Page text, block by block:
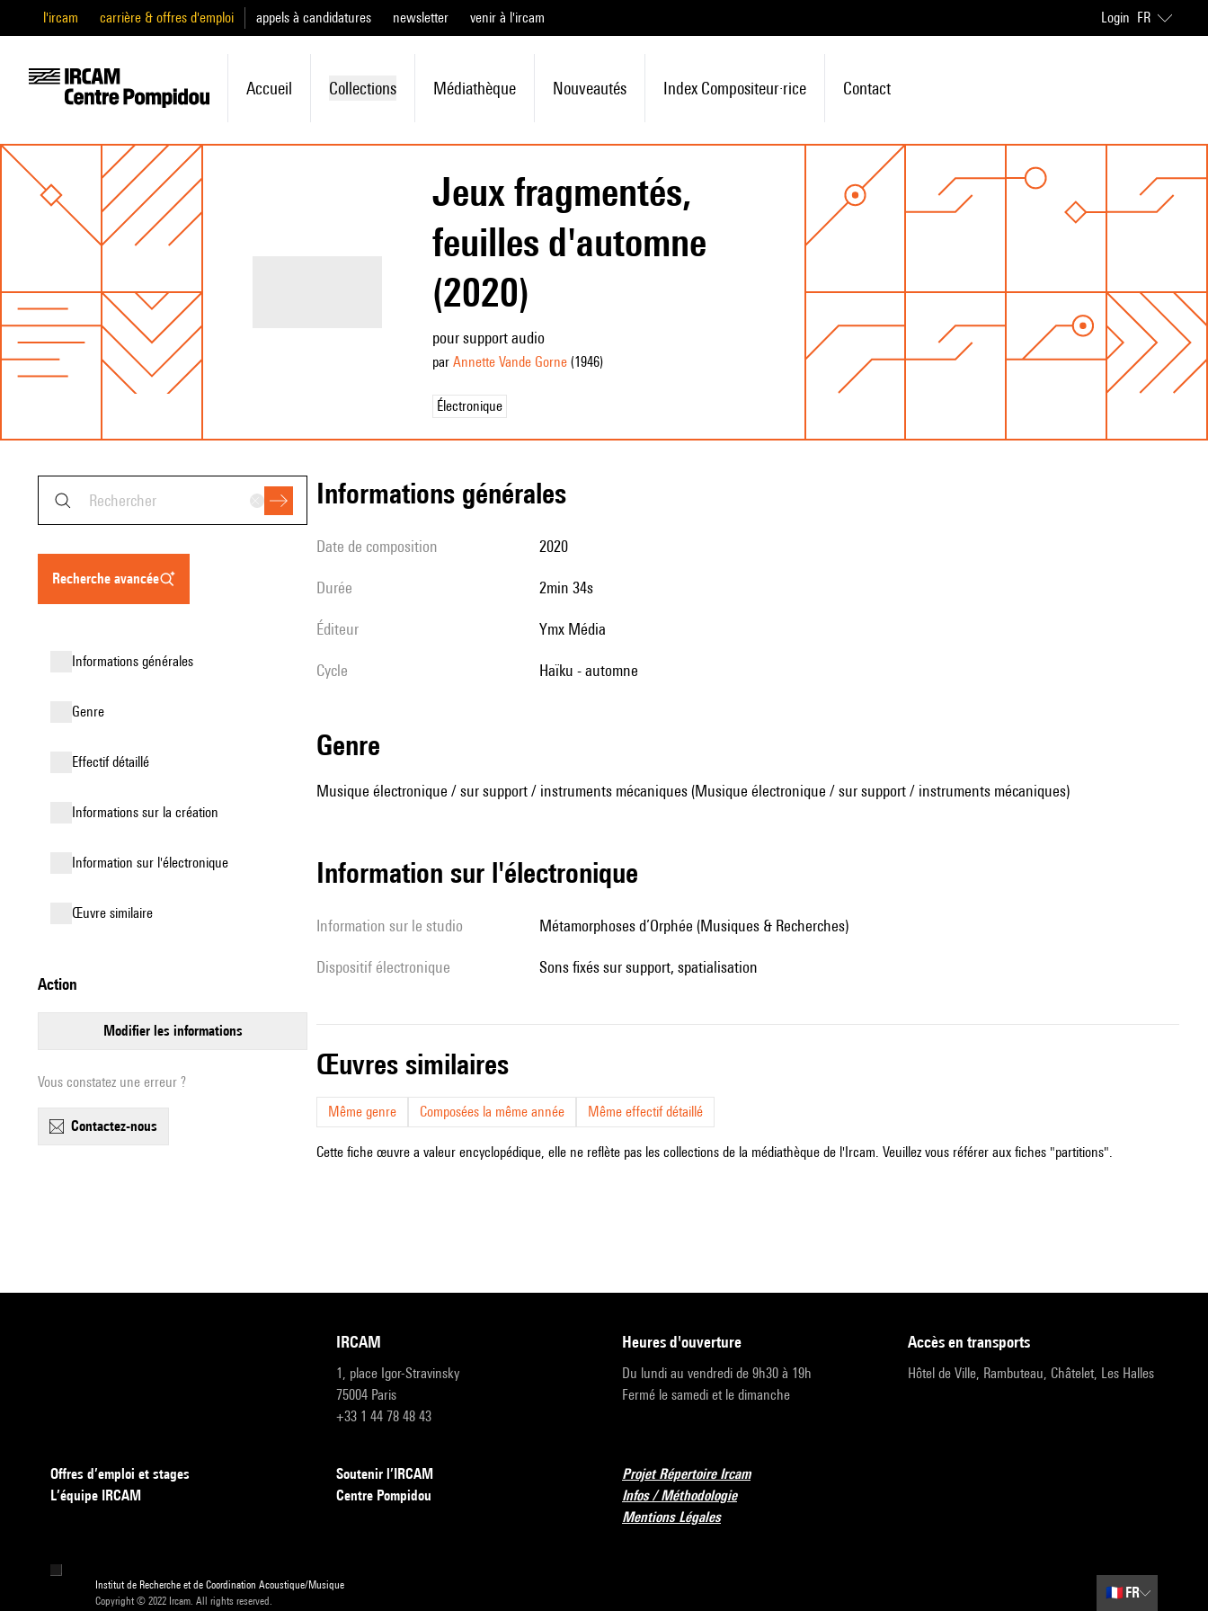
l'ircam carrière & offres d'emploi appels à candidatures newsletter venir à l'ircam Login FR
Accueil Collections Médiathèque Nouveautés Index Compositeur·rice Contact
Jeux fragmentés,
feuilles d'automne
(2020)
pour support audio
par Annette Vande Gorne(1946)
Électronique
recherche avancée
informations générales
genre
effectif détaillé
informations sur la création
Information sur l'électronique
œuvre similaire
action
modifier les informations
Vous constatez une erreur ?
contactez-nous
informations générales
date de composition 2020
durée 2min 34s
éditeur Ymx Média
Cycle Haïku - automne
genre
Musique électronique / sur support / instruments mécaniques (Musique électronique / sur support / instruments mécaniques)
Information sur l'électronique
Information sur le studio Métamorphoses d’Orphée (Musiques & Recherches)
Dispositif électronique sons fixés sur support, spatialisation
œuvres similaires
Même genre Composées la même année Même effectif détaillé
Cette fiche œuvre a valeur encyclopédique, elle ne reflète pas les collections de la médiathèque de l'Ircam. Veuillez vous référer aux fiches "partitions".
IRCAM
1, place Igor-Stravinsky
75004 Paris
+33 1 44 78 48 43
heures d'ouverture
Du lundi au vendredi de 9h30 à 19h
Fermé le samedi et le dimanche
accès en transports
Hôtel de Ville, Rambuteau, Châtelet, Les Halles
Offres d’emploi et stages
L’équipe IRCAM
Soutenir l’IRCAM
Centre Pompidou
Projet Répertoire Ircam
Infos / Méthodologie
Mentions Légales
Institut de Recherche et de Coordination Acoustique/Musique
Copyright © 2022 Ircam. All rights reserved.
🇫🇷 FR